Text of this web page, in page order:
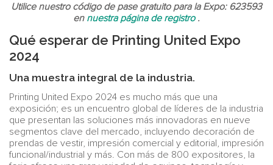
Utilice nuestro código de pase gratuito para la Expo: 623593
en nuestra página de registro.
Qué esperar de Printing United Expo
2024
Una muestra integral de la industria.
Printing United Expo 2024 es mucho más que una
exposición; es un encuentro global de líderes de la industria
que presentan las soluciones más innovadoras en nueve
segmentos clave del mercado, incluyendo decoración de
prendas de vestir, impresión comercial y editorial, impresión
funcional/industrial y más. Con más de 800 expositores, la